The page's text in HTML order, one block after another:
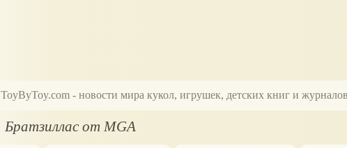
ToyByToy.com - новости мира кукол, игрушек, детских книг и
Братзиллас от MGA